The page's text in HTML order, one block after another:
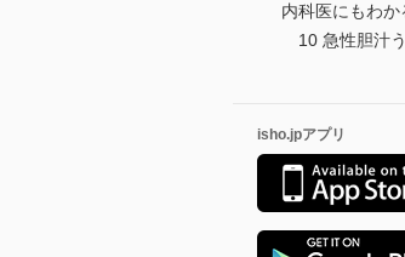
内科医にも
10 急性胆汁う
isho.jpアプリ